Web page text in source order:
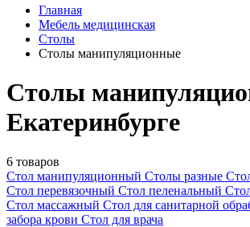
Главная
Мебель медицинская
Столы
Столы манипуляционные
Столы
Екатеринбурге
6 товаров
Стол манипуляционный Столы разные
Стол перевязочный Стол пеленальный
Стол массажный Стол для санитарной
забора крови Стол для врача